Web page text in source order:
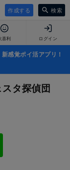
作成する 検索
喜利 ログイン
感覚ポイ活アプリ！
タ探偵団